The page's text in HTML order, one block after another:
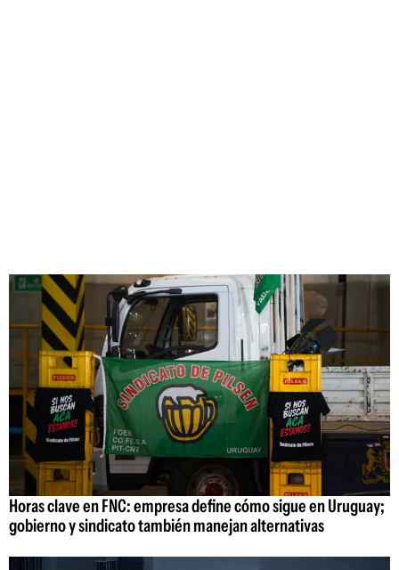
Horas clave en FNC: empresa define cómo sigue en Uruguay;
gobierno y sindicato también manejan alternativas